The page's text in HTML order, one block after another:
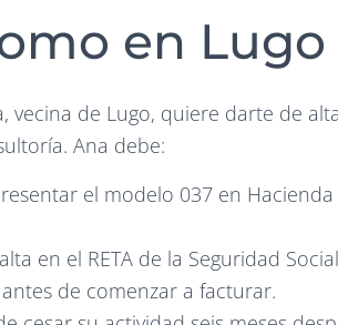
en Lugo
vecina de Lugo, quiere darte de
Ana debe:
el modelo 037 en
en el RETA de la Seguridad
de comenzar a facturar.